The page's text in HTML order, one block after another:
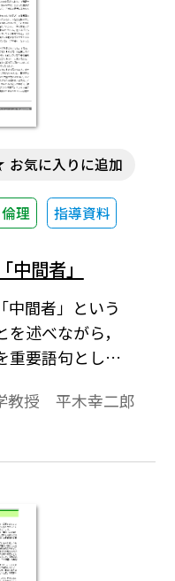
倫理 指導資料
お気に入りに追加
間者」
中間者」という
述べながら，
重要語句として
教授 平木幸二郎